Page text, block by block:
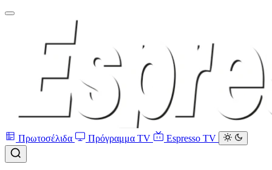
Πρωτοσέλιδα Πρόγραμμα TV Espresso TV